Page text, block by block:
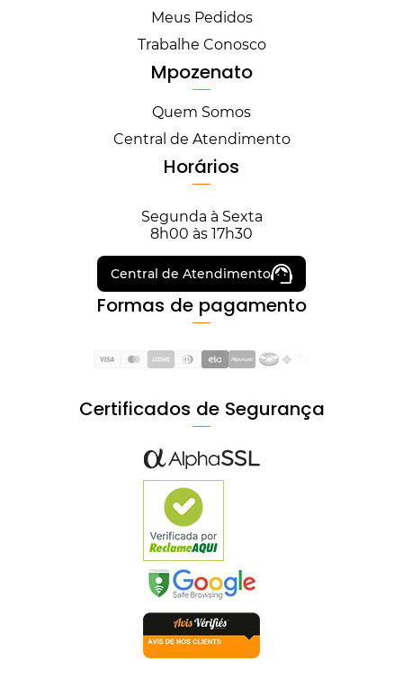
Meus Pedidos
Trabalhe Conosco
Mpozenato
Quem Somos
Central de Atendimento
Horários
Segunda à Sexta
8h00 às 17h30
Central de Atendimento
Formas de pagamento
Certificados de Segurança